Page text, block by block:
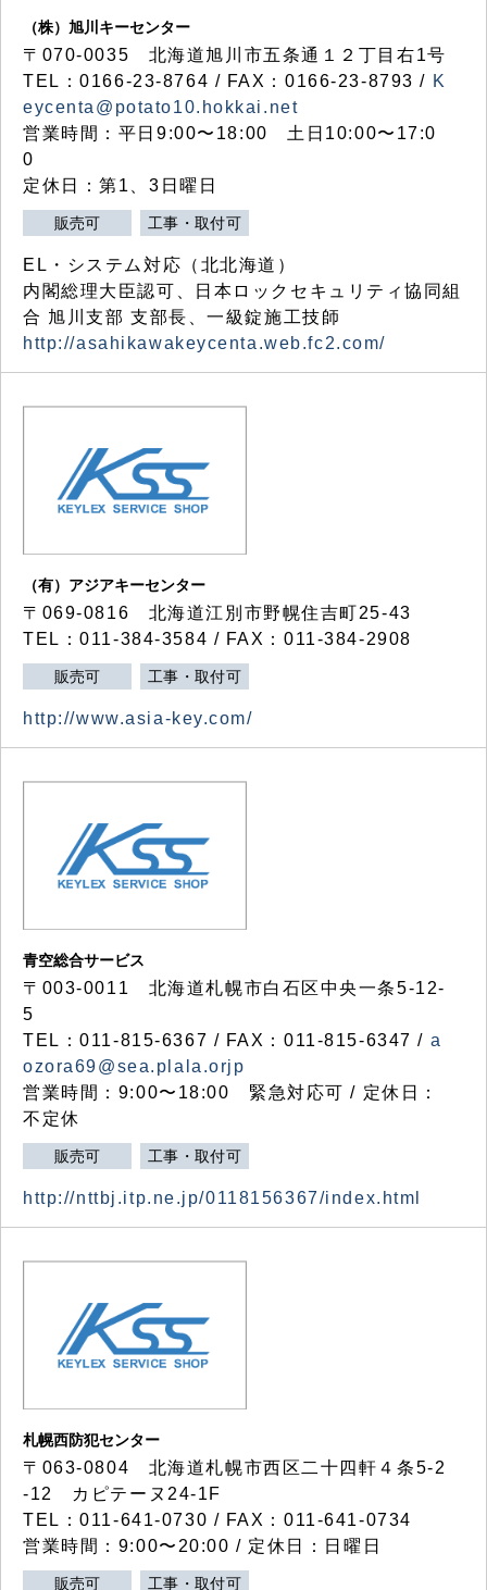
（株）旭川キーセンター
〒070-0035 北海道旭川市五条通１２丁目右1号
TEL：0166-23-8764 / FAX：0166-23-8793 / K
eycenta@potato10.hokkai.net
営業時間：平日9:00〜18:00 土日10:00〜17:0
0
定休日：第1、3日曜日
販売可 工事・取付可
EL・システム対応（北北海道）
内閣総理大臣認可、日本ロックセキュリティ協同組
合 旭川支部 支部長、一級錠施工技師
http://asahikawakeycenta.web.fc2.com/
（有）アジアキーセンター
〒069-0816 北海道江別市野幌住吉町25-43
TEL：011-384-3584 / FAX：011-384-2908
販売可 工事・取付可
http://www.asia-key.com/
青空総合サービス
〒003-0011 北海道札幌市白石区中央一条5-12-
5
TEL：011-815-6367 / FAX：011-815-6347 / a
ozora69@sea.plala.orjp
営業時間：9:00〜18:00 緊急対応可 / 定休日：
不定休
販売可 工事・取付可
http://nttbj.itp.ne.jp/0118156367/index.html
札幌西防犯センター
〒063-0804 北海道札幌市西区二十四軒４条5-2
-12 カピテーヌ24-1F
TEL：011-641-0730 / FAX：011-641-0734
営業時間：9:00〜20:00 / 定休日：日曜日
販売可 工事・取付可